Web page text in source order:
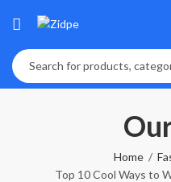
Home
Top 10 Cool Ways to